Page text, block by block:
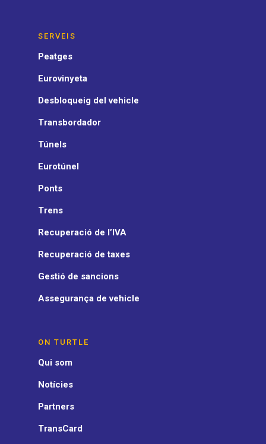
SERVEIS
Peatges
Eurovinyeta
Desbloqueig del vehicle
Transbordador
Túnels
Eurotúnel
Ponts
Trens
Recuperació de l’IVA
Recuperació de taxes
Gestió de sancions
Assegurança de vehicle
ON TURTLE
Qui som
Notícies
Partners
TransCard